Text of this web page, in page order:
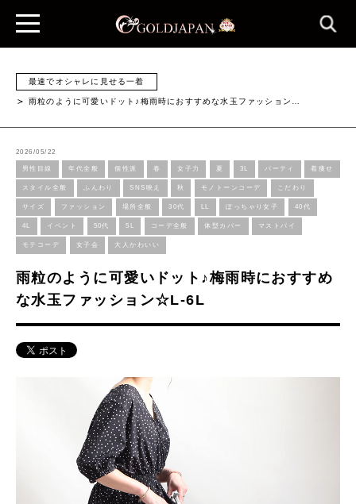
最速でオシャレに見せる一着
雨粒のように可愛いドット♪梅雨時におすすめな水玉ファッション…
2026/05/22
男性目線 年代全般 個性派 春 女子力 夏 3L パーティ 着痩せ
スタイル全般 ふんわり SNS映え 秋 モノトーンコーデ こだわり
サイズ ファッション 場所全般 30代 LL ぽっちゃり女子 40代
4L イベント 50代 5L コーデ全般 体型カバー マストバイ
モテコーデ 女子会 大人かわいい
雨粒のように可愛いドット♪梅雨時におすすめ
な水玉ファッション☆L-6L